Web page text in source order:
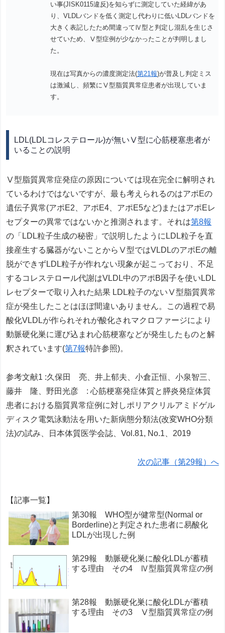
い事(JISK0115違反)を知らずに測定していた経緯があ
り、VLDLバンドを低く測定し代わりに低いLDLバンドを
大きく表記したため間違ってⅣ型と判定し混乱を生じさ
せていため、Ⅴ型症例が少なかったことが判明しまし
た。
現在は写真からの濃度測定法(第21報)が普及し判定ミス
は激減し、頻繁にⅤ型脂質異常症患者が出現していま
す。
LDL(LDLコレステロール)が無いⅤ型に心筋梗塞患者が
いることの説明
Ⅴ型脂質異常症発症の原因については現在完全に解明され
ているわけではないですが、最も考えられるのはアポEの
遺伝子異常(アポE2、アポE4、アポE5など)またはアポEレ
セプターの異常ではないかと推測されます。それは第8報
の「LDL粒子生成の秘密」で説明したようにLDL粒子を直
接産生する臓器がないことからⅤ型ではVLDLのアポEの離
脱ができずLDL粒子が作れない現象が起こっており、不足
するコレステロール代謝はVLDL中のアポB因子を使いLDL
レセプターで取り入れた結果 LDL粒子のないⅤ型脂質異常
症が発生したことはほぼ間違いありません。この過程で易
酸化VLDLが作られそれが酸化されマクロファージにより
動脈硬化巣に運び込まれ心筋梗塞などが発生したものと解
釈されています(第7報特許参照)。
参考文献1 :久保田 亮、井上郁夫、小倉正恒、小泉智三、
藤井 隆、野田光彦 : 心筋梗塞発症体質と膵炎発症体質
患者における脂質異常症例に対しポリアクリルアミドゲル
ディスク電気泳動法を用いた新病態分類法(改変WHO分類
法)の試み、日本体質医学会誌、Vol.81, No.1、2019
次の記事（第29報）へ
【記事一覧】
第30報 WHO型が健常型(Normal or
Borderline)と判定された患者に易酸化
LDLが出現した例
第29報 動脈硬化巣に酸化LDLが蓄積
する理由 その4 Ⅳ型脂質異常症の例
第28報 動脈硬化巣に酸化LDLが蓄積
する理由 その3 Ⅴ型脂質異常症の例